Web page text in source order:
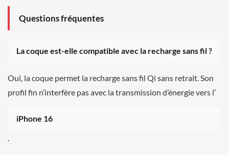
Questions fréquentes
La coque est-elle compatible avec la recharge sans fil ?
Oui, la coque permet la recharge sans fil Qi sans retrait. Son
profil fin n’interfère pas avec la transmission d’énergie vers l’
iPhone 16